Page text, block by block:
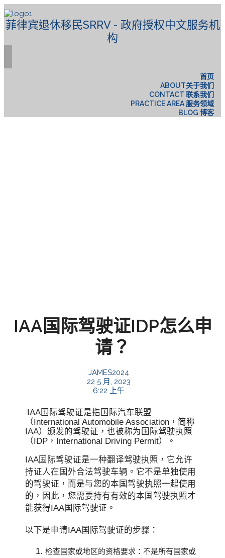
菲律宾退休移民SRRV - 政府授权中文服务机
构
首页
ABOUT关于我们
CONTACT 联系我们
PRACTICE AREA 服务领域
BLOG 博客
IAA国际驾驶证IDP怎么申
请？
JAMES2024
22 5 月, 2023
6:22 上午
IAA国际驾驶证是指国际汽车联盟
（International Automobile Association，简称
IAA）颁发的驾驶证，也被称为国际驾驶执照
（IDP，International Driving Permit）。
IAA国际驾驶证是一种翻译驾驶执照，它允许
持证人在国外合法驾驶车辆。它不是单独使用
的驾驶证，而是与您的本国驾驶执照一起使用
的，因此，您需要持有有效的本国驾驶执照才
能获得IAA国际驾驶证。
以下是申请IAA国际驾驶证的步骤：
检查国家或地区的资格要求：不是所有国家或